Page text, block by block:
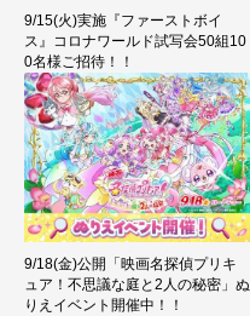
9/15(火)実施『ファーストボイ
ス』コロナワールド試写会50組10
0名様ご招待！！
9/18(金)公開「映画名探偵プリキ
ュア！不思議な庭と2人の秘密」ぬ
りえイベント開催中！！